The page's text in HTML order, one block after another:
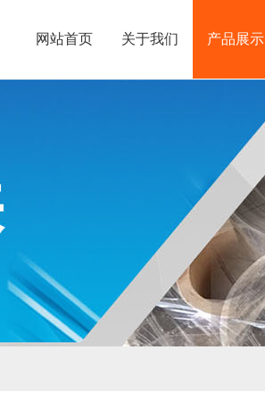
网站首页 关于我们 产品展示